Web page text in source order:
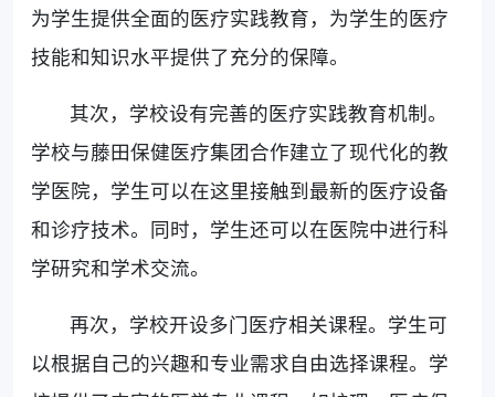
为学生提供全面的医疗实践教育，为学生的医疗
技能和知识水平提供了充分的保障。
其次，学校设有完善的医疗实践教育机制。
学校与藤田保健医疗集团合作建立了现代化的教
学医院，学生可以在这里接触到最新的医疗设备
和诊疗技术。同时，学生还可以在医院中进行科
学研究和学术交流。
再次，学校开设多门医疗相关课程。学生可
以根据自己的兴趣和专业需求自由选择课程。学